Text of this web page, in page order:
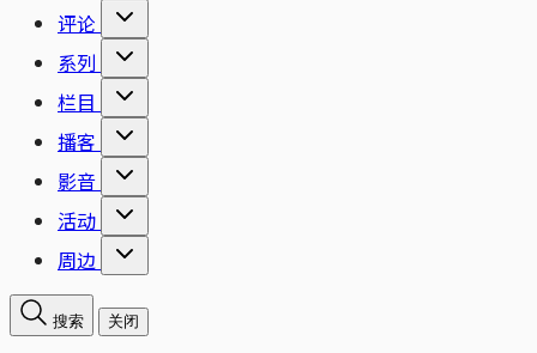
评论
系列
栏目
播客
影音
活动
周边
搜索 关闭